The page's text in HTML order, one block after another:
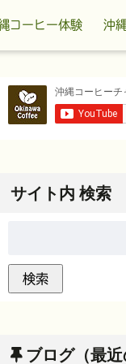
コーヒー体験 沖
サイト内 検索
ブログ（最近